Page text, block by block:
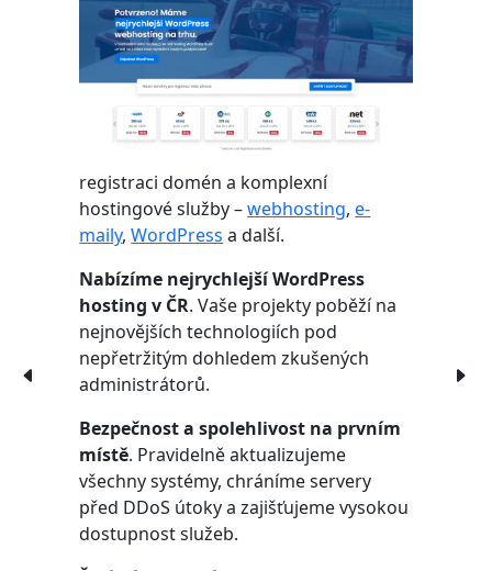
registraci domén a komplexní
hostingové služby –webhosting,e-
maily,WordPress a další.
Nabízíme nejrychlejší WordPress
hosting v ČR. Vaše projekty poběží na
nejnovějších technologiích pod
nepřetržitým dohledem zkušených
administrátorů.
Bezpečnost a spolehlivost na prvním
místě. Pravidelně aktualizujeme
všechny systémy, chráníme servery
před DDoS útoky a zajišťujeme vysokou
dostupnost služeb.